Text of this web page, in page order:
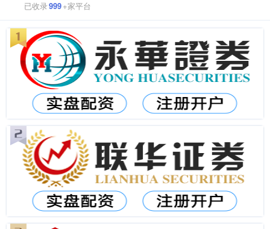
已收录999+家平台